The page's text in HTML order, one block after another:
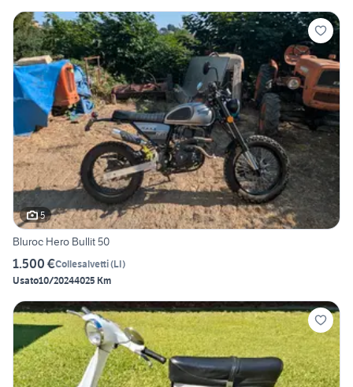
5
Bluroc Hero Bullit 50
1.500 €Collesalvetti(LI)
Usato10/20244025 Km